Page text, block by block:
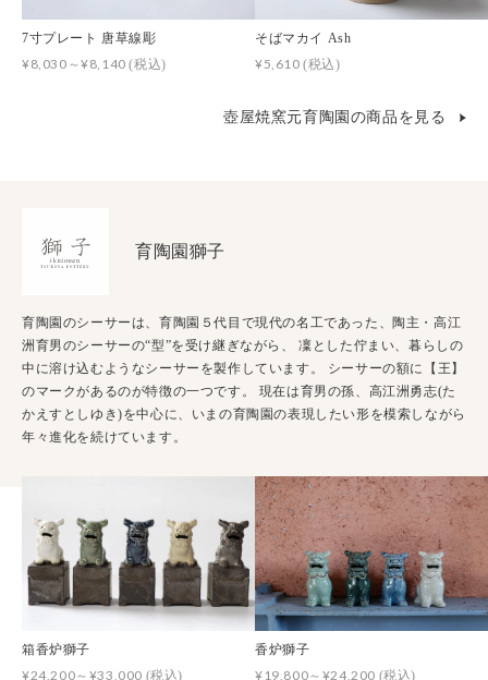
7寸プレート 唐草線彫
¥8,030～¥8,140(税込)
そばマカイ Ash
¥5,610(税込)
壺屋焼窯元育陶園の商品を見る
育陶園獅子
育陶園のシーサーは、育陶園５代目で現代の名工であった、陶主・高江
洲育男のシーサーの“型”を受け継ぎながら、 凜とした佇まい、暮らしの
中に溶け込むようなシーサーを製作しています。 シーサーの額に【王】
のマークがあるのが特徴の一つです。 現在は育男の孫、高江洲勇志(た
かえすとしゆき)を中心に、いまの育陶園の表現したい形を模索しながら
年々進化を続けています。
箱香炉獅子
¥24,200～¥33,000 (税込)
香炉獅子
¥19,800～¥24,200 (税込)